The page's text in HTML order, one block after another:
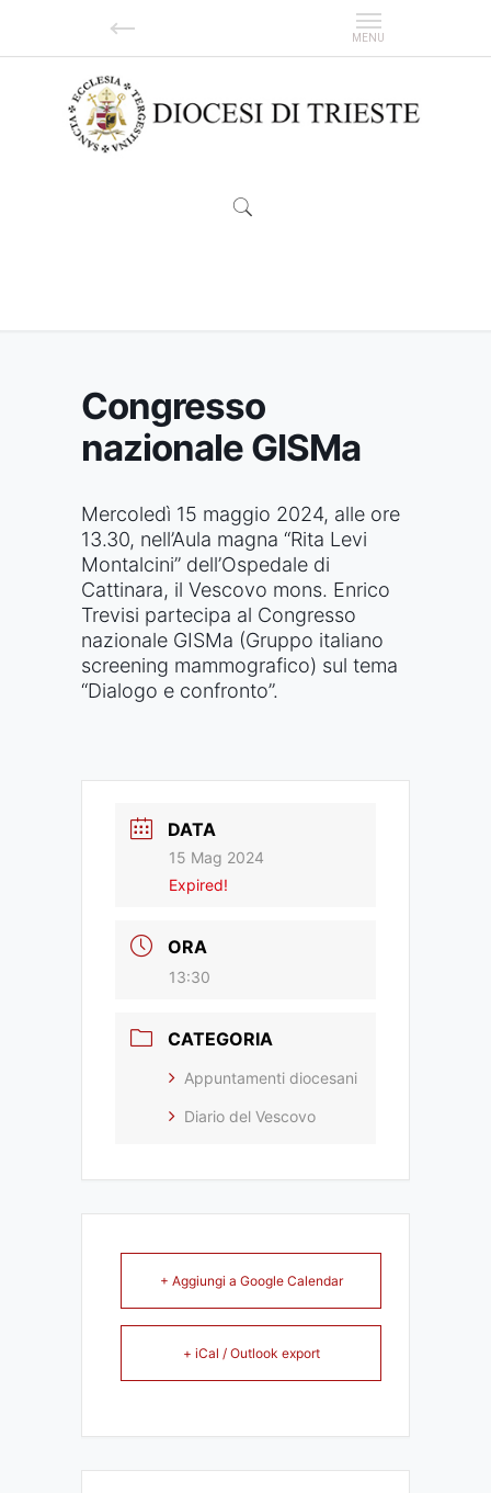
Congresso
nazionale GISMa
Mercoledì 15 maggio 2024, alle ore
13.30, nell’Aula magna “Rita Levi
Montalcini” dell’Ospedale di
Cattinara, il Vescovo mons. Enrico
Trevisi partecipa al Congresso
nazionale GISMa (Gruppo italiano
screening mammografico) sul tema
“Dialogo e confronto”.
DATA
15 Mag 2024
Expired!
ORA
13:30
CATEGORIA
Appuntamenti diocesani
Diario del Vescovo
+ Aggiungi a Google Calendar
+ iCal / Outlook export